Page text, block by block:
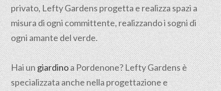
privato, Lefty Gardens progetta e realizza spazi a
misura di ogni committente, realizzando i sogni di
ogni amante del verde.
Hai ungiardinoa Pordenone? Lefty Gardens è
specializzata anche nella progettazione e